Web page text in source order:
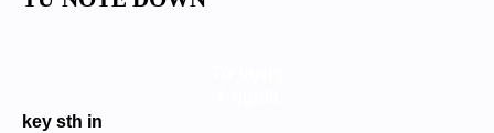
key sth in